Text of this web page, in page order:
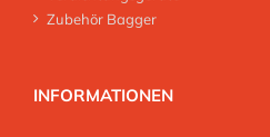
Zubehör Bagger
INFORMATIONEN